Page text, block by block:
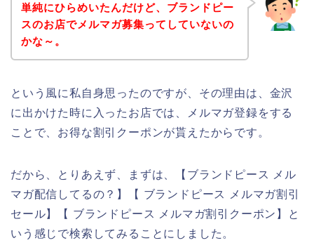
単純にひらめいたんだけど、ブランドピー
スのお店でメルマガ募集ってしていないの
かな～。
という風に私自身思ったのですが、その理由は、金沢
に出かけた時に入ったお店では、メルマガ登録をする
ことで、お得な割引クーポンが貰えたからです。
だから、とりあえず、まずは、【ブランドピース メル
マガ配信してるの？】【 ブランドピース メルマガ割引
セール】【 ブランドピース メルマガ割引クーポン】と
いう感じで検索してみることにしました。